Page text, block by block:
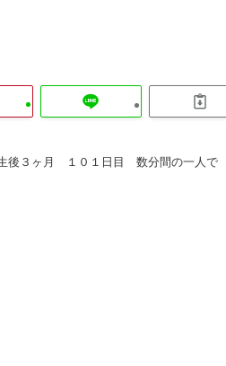
後３ヶ月 １０１日目 数分間の一人で